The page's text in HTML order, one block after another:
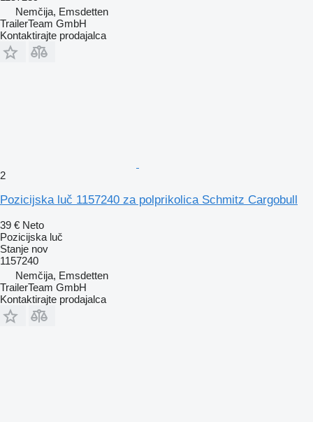
Nemčija, Emsdetten
TrailerTeam GmbH
Kontaktirajte prodajalca
2
Pozicijska luč 1157240 za polprikolica Schmitz Cargobull
39 € Neto
Pozicijska luč
Stanje nov
1157240
Nemčija, Emsdetten
TrailerTeam GmbH
Kontaktirajte prodajalca